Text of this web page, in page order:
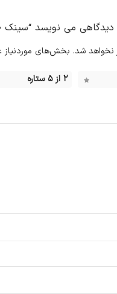
می نویسد “سینک
نخواهد شد. بخش‌های موردنیاز
۲ از ۵ ستاره